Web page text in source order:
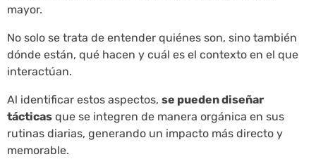
mayor.
No solo se trata de entender quiénes son, sino también
dónde están, qué hacen y cuál es el contexto en el que
interactúan.
Al identificar estos aspectos, se pueden diseñar
tácticas que se integren de manera orgánica en sus
rutinas diarias, generando un impacto más directo y
memorable.